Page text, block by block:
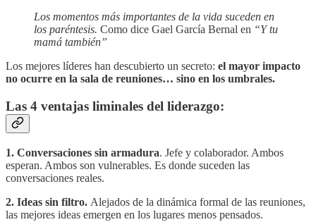
Los momentos más importantes de la vida suceden en
los paréntesis. Como dice Gael García Bernal en “Y tu
mamá también”
Los mejores líderes han descubierto un secreto: el mayor impacto
no ocurre en la sala de reuniones… sino en los umbrales.
Las 4 ventajas liminales del liderazgo:
1. Conversaciones sin armadura. Jefe y colaborador. Ambos
esperan. Ambos son vulnerables. Es donde suceden las
conversaciones reales.
2. Ideas sin filtro. Alejados de la dinámica formal de las reuniones,
las mejores ideas emergen en los lugares menos pensados.